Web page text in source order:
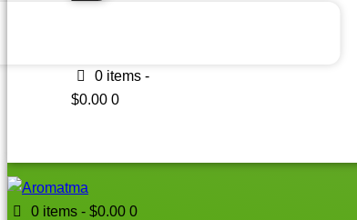
0 items -
$0.00 0
0 items -$0.00 0